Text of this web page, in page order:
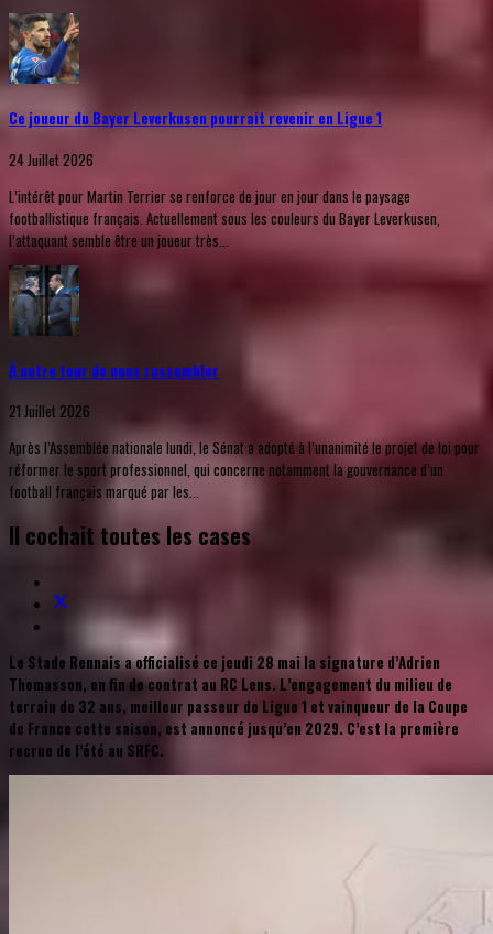
Ce joueur du Bayer Leverkusen pourrait revenir en Ligue 1
24 Juillet 2026
L’intérêt pour Martin Terrier se renforce de jour en jour dans le paysage
footballistique français. Actuellement sous les couleurs du Bayer Leverkusen,
l’attaquant semble être un joueur très...
À notre tour de nous rassembler
21 Juillet 2026
Après l’Assemblée nationale lundi, le Sénat a adopté à l’unanimité le projet de loi pour
réformer le sport professionnel, qui concerne notamment la gouvernance d’un
football français marqué par les...
Il cochait toutes les cases
Le Stade Rennais a officialisé ce jeudi 28 mai la signature d’Adrien
Thomasson, en fin de contrat au RC Lens. L’engagement du milieu de
terrain de 32 ans, meilleur passeur de Ligue 1 et vainqueur de la Coupe
de France cette saison, est annoncé jusqu’en 2029. C’est la première
recrue de l’été au SRFC.